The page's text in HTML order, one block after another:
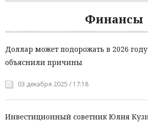
Финансы
Доллар может подорожать в 2026
объяснили причины
03 декабря 2025 / 17:18
Инвестиционный советник Юлия